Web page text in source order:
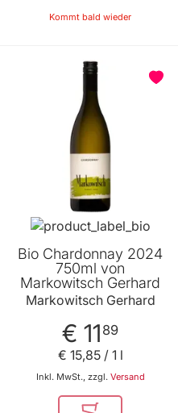
Kommt bald wieder
Bio Chardonnay 2024
750ml von
Markowitsch Gerhard
Markowitsch Gerhard
€ 11 89
Inkl. MwSt., zzgl. Versand
€ 15,85/ 1 l